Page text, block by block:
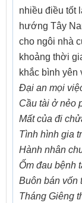
nhiều điều tốt
hướng Tây
cho ngôi nhà
khoảng thời
khắc bình yên
Đại an mọi
Cầu tài ở nẻo
Mất của đi
Tình hình gia
Hành nhân
Ốm đau bệnh
Buôn bán vốn
Tháng Giêng